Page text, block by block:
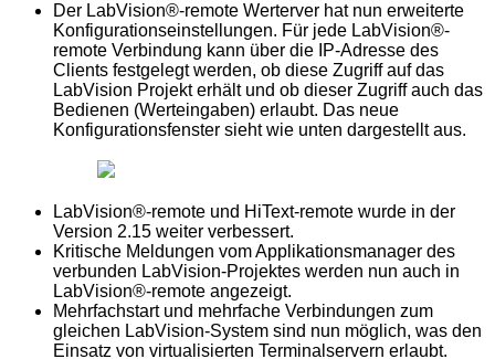
Der LabVision®-remote Werterver hat nun erweiterte
Konfigurationseinstellungen. Für jede LabVision®-
remote Verbindung kann über die IP-Adresse des
Clients festgelegt werden, ob diese Zugriff auf das
LabVision Projekt erhält und ob dieser Zugriff auch das
Bedienen (Werteingaben) erlaubt. Das neue
Konfigurationsfenster sieht wie unten dargestellt aus.
LabVision®-remote und HiText-remote wurde in der
Version 2.15 weiter verbessert.
Kritische Meldungen vom Applikationsmanager des
verbunden LabVision-Projektes werden nun auch in
LabVision®-remote angezeigt.
Mehrfachstart und mehrfache Verbindungen zum
gleichen LabVision-System sind nun möglich, was den
Einsatz von virtualisierten Terminalservern erlaubt.